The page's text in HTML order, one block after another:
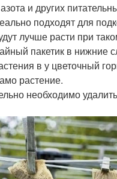
и других
подходят для
лучше расти при
пакетик в нижние
в у цветочный
растение.
необходимо